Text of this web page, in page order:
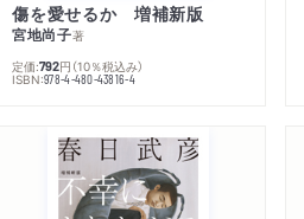
傷を愛せるか 増補新版
宮地尚子著
定価:792円 （10％税込み）
ISBN:978-4-480-43816-4